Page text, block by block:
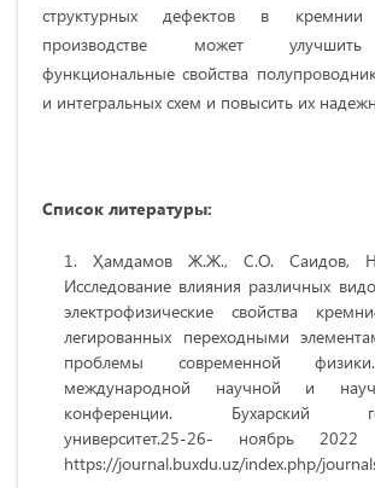
структурных дефектов в
производстве может улучшить
функциональные свойства
и интегральных схем и повысить их
Список литературы:
Ҳамдамов Ж.Ж., С.О. Саидов,
Исследование влияния различных
электрофизические свойства
легированных переходными
проблемы современной
международной научной и
конференции. Бухарский
университет.25-26- ноябрь
https://journal.buxdu.uz/index.php/